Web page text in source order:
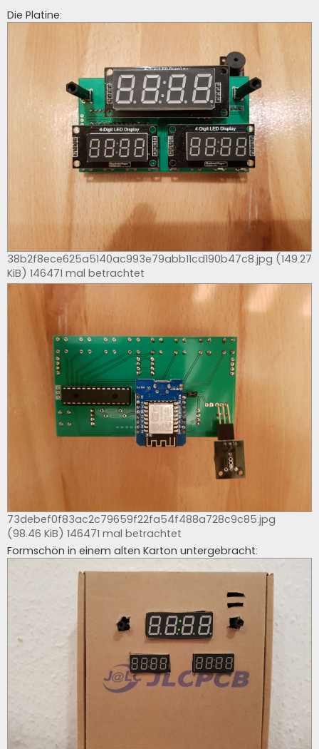
Die Platine:
38b2f8ece625a5140ac993e79abb11cd190b47c8.jpg (149.27
KiB) 146471 mal betrachtet
73debef0f83ac2c79659f22fa54f488a728c9c85.jpg
(98.46 KiB) 146471 mal betrachtet
Formschön in einem alten Karton untergebracht: